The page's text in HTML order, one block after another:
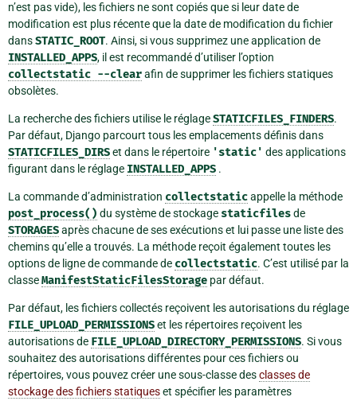
n’est pas vide), les fichiers ne sont copiés que si leur date de
modification est plus récente que la date de modification du fichier
dansSTATIC_ROOT. Ainsi, si vous supprimez une application de
INSTALLED_APPS, il est recommandé d’utiliser l’option
collectstatic --clearafin de supprimer les fichiers statiques
obsolètes.
La recherche des fichiers utilise le réglageSTATICFILES_FINDERS.
Par défaut, Django parcourt tous les emplacements définis dans
STATICFILES_DIRSet dans le répertoire 'static' des applications
figurant dans le réglage INSTALLED_APPS .
La commande d’administration collectstaticappelle la méthode
post_process() du système de stockage staticfilesde
STORAGESaprès chacune de ses exécutions et lui passe une liste des
chemins qu’elle a trouvés. La méthode reçoit également toutes les
options de ligne de commande de collectstatic. C’est utilisé par la
classeManifestStaticFilesStorage par défaut.
Par défaut, les fichiers collectés reçoivent les autorisations du réglage
FILE_UPLOAD_PERMISSIONSet les répertoires reçoivent les
autorisations de FILE_UPLOAD_DIRECTORY_PERMISSIONS. Si vous
souhaitez des autorisations différentes pour ces fichiers ou
répertoires, vous pouvez créer une sous-classe desclasses de
stockage des fichiers statiqueset spécifier les paramètres